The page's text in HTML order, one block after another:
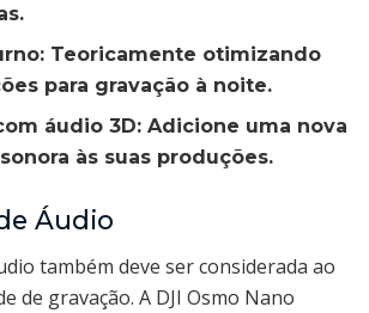
Teoricamente otimizando
para gravação à noite.
áudio 3D: Adicione uma nova
às suas produções.
Áudio
também deve ser considerada ao
de gravação. A DJI Osmo Nano